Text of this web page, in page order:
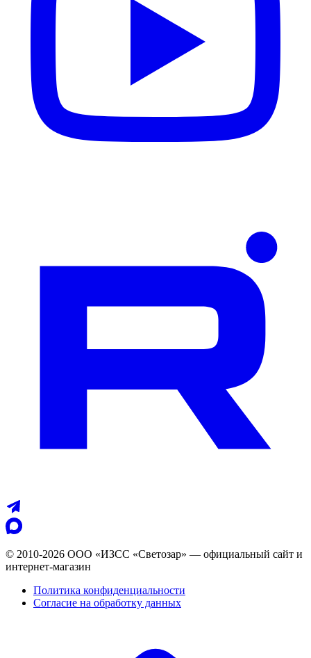
© 2010-2026 ООО «ИЗСС «Светозар» — официальный сайт и
интернет-магазин
Политика конфиденциальности
Согласие на обработку данных